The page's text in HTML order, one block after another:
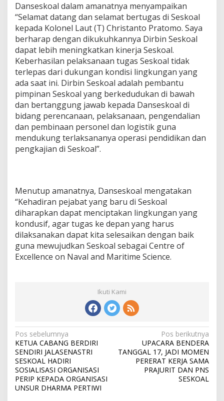
Danseskoal dalam amanatnya menyampaikan
“Selamat datang dan selamat bertugas di Seskoal
kepada Kolonel Laut (T) Christanto Pratomo. Saya
berharap dengan dikukuhkannya Dirbin Seskoal
dapat lebih meningkatkan kinerja Seskoal.
Keberhasilan pelaksanaan tugas Seskoal tidak
terlepas dari dukungan kondisi lingkungan yang
ada saat ini. Dirbin Seskoal adalah pembantu
pimpinan Seskoal yang berkedudukan di bawah
dan bertanggung jawab kepada Danseskoal di
bidang perencanaan, pelaksanaan, pengendalian
dan pembinaan personel dan logistik guna
mendukung terlaksananya operasi pendidikan dan
pengkajian di Seskoal”.
Menutup amanatnya, Danseskoal mengatakan
“Kehadiran pejabat yang baru di Seskoal
diharapkan dapat menciptakan lingkungan yang
kondusif, agar tugas ke depan yang harus
dilaksanakan dapat kita selesaikan dengan baik
guna mewujudkan Seskoal sebagai Centre of
Excellence on Naval and Maritime Science.
Ikuti Kami
N
a
v
i
g
Pos sebelumnya
KETUA CABANG BERDIRI
SENDIRI JALASENASTRI
SESKOAL HADIRI
SOSIALISASI ORGANISASI
PERIP KEPADA ORGANISASI
UNSUR DHARMA PERTIWI
Pos berikutnya
UPACARA BENDERA
TANGGAL 17, JADI MOMEN
PERERAT KERJA SAMA
PRAJURIT DAN PNS
SESKOAL